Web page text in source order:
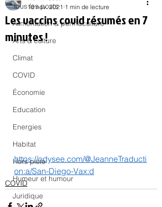
Tous les posts
Alimentation & permaculture
Arts & culture
Climat
COVID
Économie
Education
Energies
Habitat
Hors piste
Humeur et humour
Juridique
Les vaccins covid résumés en 7
minutes !
18 nov. 2021 1 min de lecture
https://odysee.com/@JeanneTraducti
on:a/San-Diego-Vax:d
COVID